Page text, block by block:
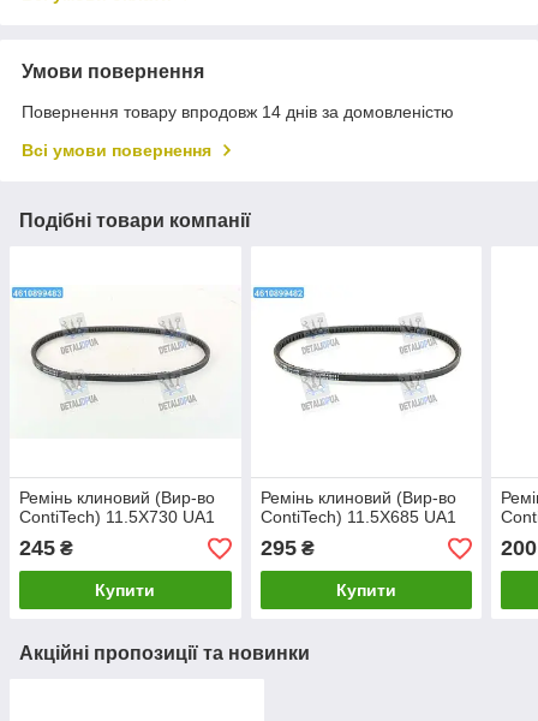
Умови повернення
Повернення товару впродовж 14 днів за домовленістю
Всі умови повернення
Подібні товари компанії
Ремінь клиновий (Вир-во
ContiTech) 11.5X730 UA1
245 ₴
Купити
Ремінь клиновий (Вир-во
ContiTech) 11.5X685 UA1
295₴
Купити
200
Акційні пропозиції та новинки